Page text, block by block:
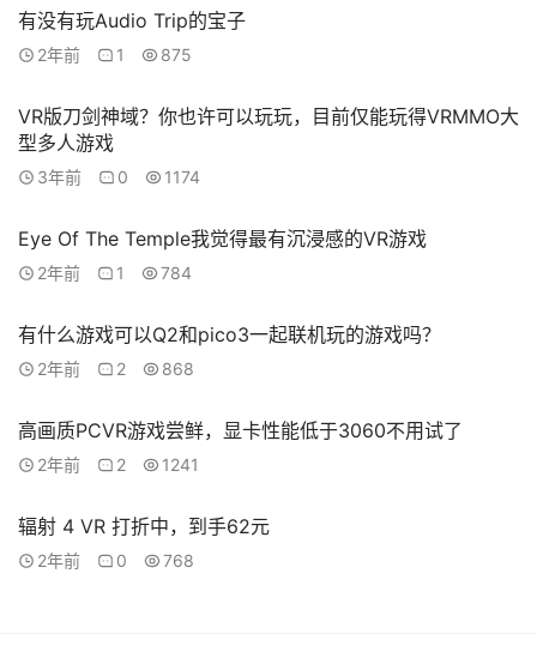
论
坛
区
有没有玩Audio Trip的宝子
2年前 1 875
VR版刀剑神域？你也许可以玩玩，目前仅能玩得VRMMO大
型多人游戏
3年前 0 1174
Eye Of The Temple我觉得最有沉浸感的VR游戏
2年前 1 784
有什么游戏可以Q2和pico3一起联机玩的游戏吗？
2年前 2 868
高画质PCVR游戏尝鲜，显卡性能低于3060不用试了
2年前 2 1241
辐射 4 VR 打折中，到手62元
2年前 0 768